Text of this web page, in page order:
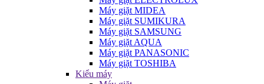
Máy giặt MIDEA
Máy giặt SUMIKURA
Máy giặt SAMSUNG
Máy giặt AQUA
Máy giặt PANASONIC
Máy giặt TOSHIBA
Kiểu máy